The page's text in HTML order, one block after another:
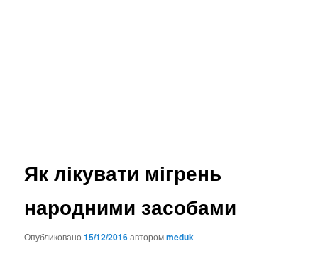
Як лікувати мігрень
народними засобами
Опубликовано15/12/2016авторомmeduk